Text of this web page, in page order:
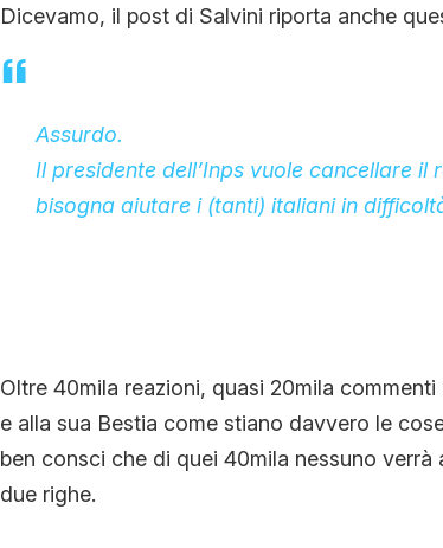
Dicevamo, il post di Salvini riporta anche
Assurdo.
Il presidente dell’Inps vuole cancellare
bisogna aiutare i (tanti) italiani in
Oltre 40mila reazioni, quasi 20mila
e alla sua Bestia come stiano davvero le
ben consci che di quei 40mila nessuno
due righe.